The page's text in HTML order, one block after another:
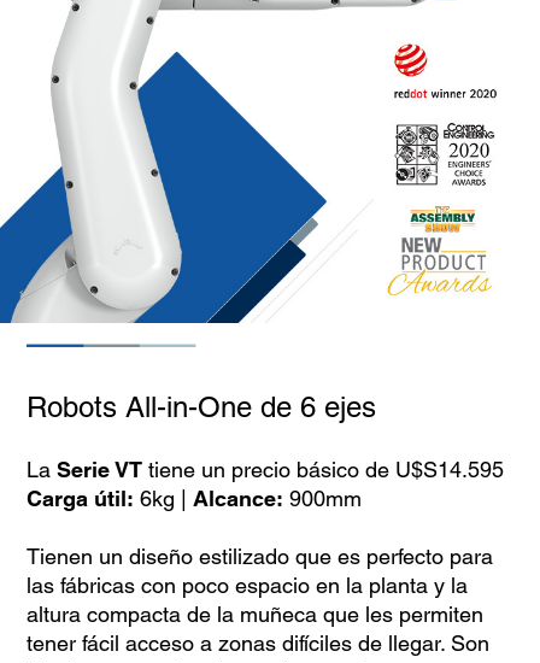
Robots All-in-One de 6 ejes
La Serie VTtiene un precio básico de U$S14.595
Carga útil: 6kg | Alcance: 900mm
Tienen un diseño estilizado que es perfecto para
las fábricas con poco espacio en la planta y la
altura compacta de la muñeca que les permiten
tener fácil acceso a zonas difíciles de llegar. Son